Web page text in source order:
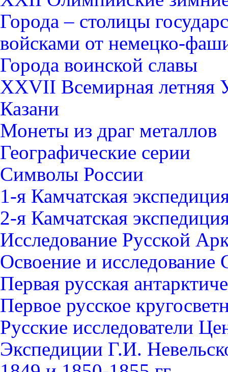
Города – столицы
войсками от немецко-
Города воинской славы
XXVII Всемирная летняя
Казани
Монеты из драг металлов
Географические серии
Символы России
1-я Камчатская
2-я Камчатская
Исследование Русской
Освоение и
Первая русская
Первое русское
Русские исследователи
Экспедиции Г.И.